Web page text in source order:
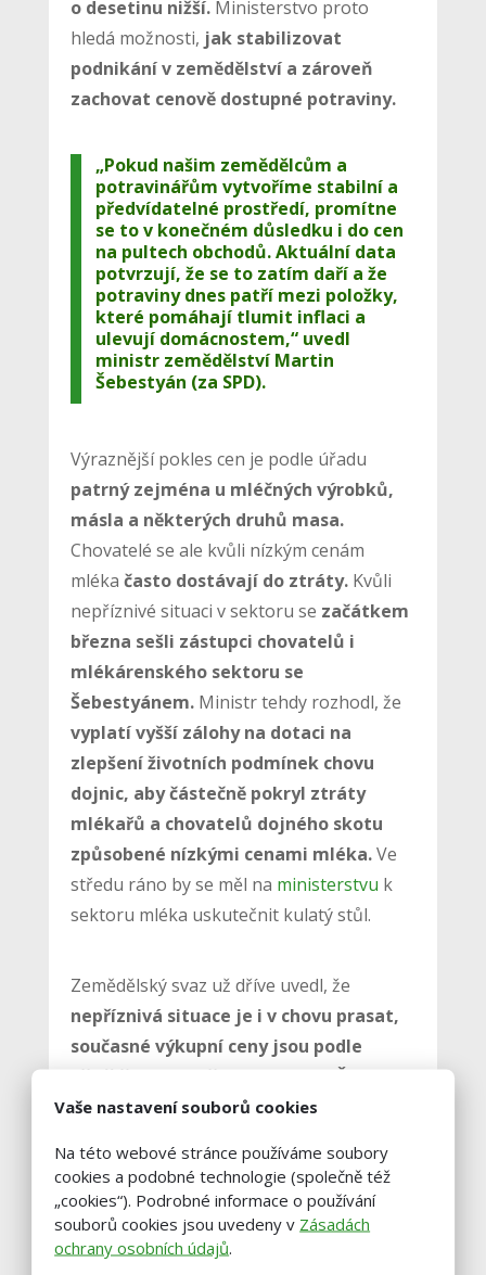
o desetinu nižší.Ministerstvo proto
hledá možnosti, jak stabilizovat
podnikání v zemědělství a zároveň
zachovat cenově dostupné potraviny.
„Pokud našim zemědělcům a
potravinářům vytvoříme stabilní a
předvídatelné prostředí, promítne
se to v konečném důsledku i do cen
na pultech obchodů. Aktuální data
potvrzují, že se to zatím daří a že
potraviny dnes patří mezi položky,
které pomáhají tlumit inflaci a
ulevují domácnostem,“ uvedl
ministr zemědělství Martin
Šebestyán (za SPD).
Výraznější pokles cen je podle úřadu
patrný zejména u mléčných výrobků,
másla a některých druhů masa.
Chovatelé se ale kvůli nízkým cenám
mléka často dostávají do ztráty.Kvůli
nepříznivé situaci v sektoru se začátkem
března sešli zástupci chovatelů i
mlékárenského sektoru se
Šebestyánem.Ministr tehdy rozhodl, že
vyplatí vyšší zálohy na dotaci na
zlepšení životních podmínek chovu
dojnic, aby částečně pokryl ztráty
mlékařů a chovatelů dojného skotu
způsobené nízkými cenami mléka.Ve
středu ráno by se měl na ministerstvu k
sektoru mléka uskutečnit kulatý stůl.
Zemědělský svaz už dříve uvedl, že
nepříznivá situace je i v chovu prasat,
současné výkupní ceny jsou podle
dřívějšího vyjádření svazu pro ČTK
dlouhodobě nízké a podnákladové
produkce dlouhodobě nepřiblíží reálným
nákladům, povede to k omezení investic i
dalšího rozvoje domácí produkce. Do
budoucna to může zvýšit závislost České
Vaše nastavení souborů cookies
Na této webové stránce používáme soubory
cookies a podobné technologie (společně též
„cookies“). Podrobné informace o používání
souborů cookies jsou uvedeny v Zásadách
ochrany osobních údajů.